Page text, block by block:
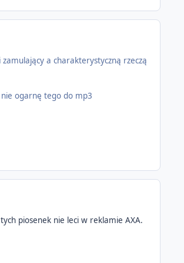
a charakterystyczną rzeczą
ogarnę tego do mp3
piosenek nie leci w reklamie AXA.